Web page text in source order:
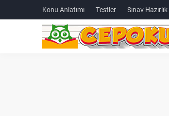
Konu Anlatımı Testler Sınav Hazırlık